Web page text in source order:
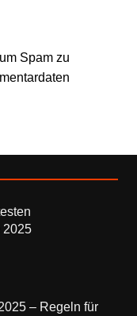
Spam zu
2025
– Regeln für